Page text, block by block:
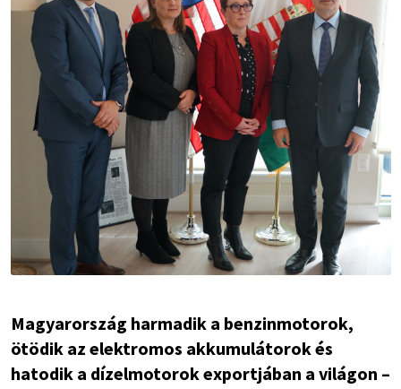
Magyarország harmadik a benzinmotorok,
ötödik az elektromos akkumulátorok és
hatodik a dízelmotorok exportjában a világon –